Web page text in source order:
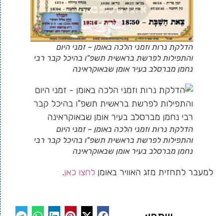
הדלקת נרות וזמני הלכה באומן – זמני היום
והתפילות לפרשת בראשית תשפ"ו בהיכל קבר רבי
נחמן מברסלב בעיר אומן שבאוקראינה
הדלקת נרות וזמני הלכה באומן – זמני היום
והתפילות לפרשת בראשית תשפ"ו בהיכל קבר רבי
נחמן מברסלב בעיר אומן שבאוקראינה
למעבר לתחזית מזג האוויר באומן לחצו כאן.